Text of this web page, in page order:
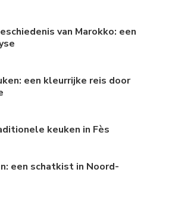
van Marokko: een
een kleurrijke reis door
keuken in Fès
een schatkist in Noord-